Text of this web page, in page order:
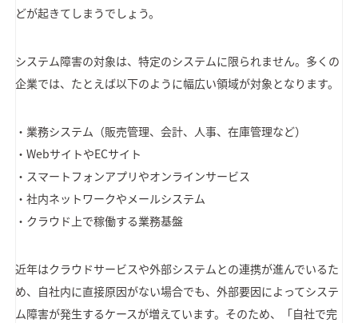
どが起きてしまうでしょう。
システム障害の対象は、特定のシステムに限られません。多くの
企業では、たとえば以下のように幅広い領域が対象となります。
・業務システム（販売管理、会計、人事、在庫管理など）
・WebサイトやECサイト
・スマートフォンアプリやオンラインサービス
・社内ネットワークやメールシステム
・クラウド上で稼働する業務基盤
近年はクラウドサービスや外部システムとの連携が進んでいるた
め、自社内に直接原因がない場合でも、外部要因によってシステ
ム障害が発生するケースが増えています。そのため、「自社で完